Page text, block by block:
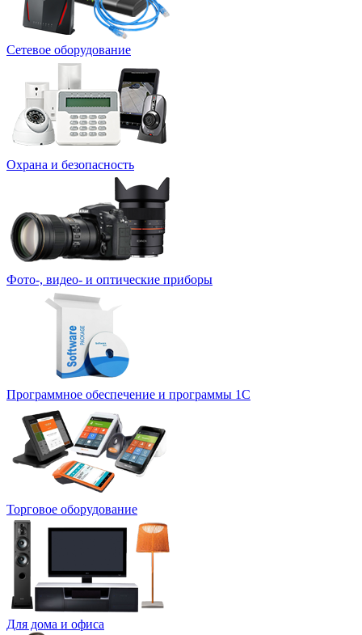
Сетевое оборудование
Охрана и безопасность
Фото-, видео- и оптические приборы
Программное обеспечение и программы 1С
Торговое оборудование
Для дома и офиса